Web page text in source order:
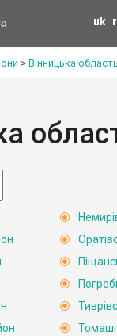
uk
> Вінницька область